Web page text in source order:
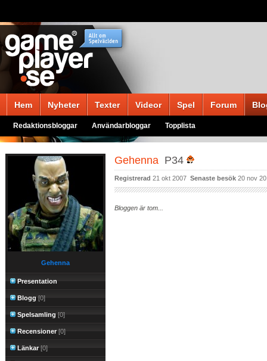
Hem Nyheter Texter Videor Spel Forum
Redaktionsbloggar Användarbloggar Topplista
Gehenna
Presentation
Blogg [0]
Spelsamling [0]
Recensioner[0]
Länkar[0]
Gehenna P34
Registrerad 21 okt 2007 Senaste besök 20 nov
Bloggen är tom...